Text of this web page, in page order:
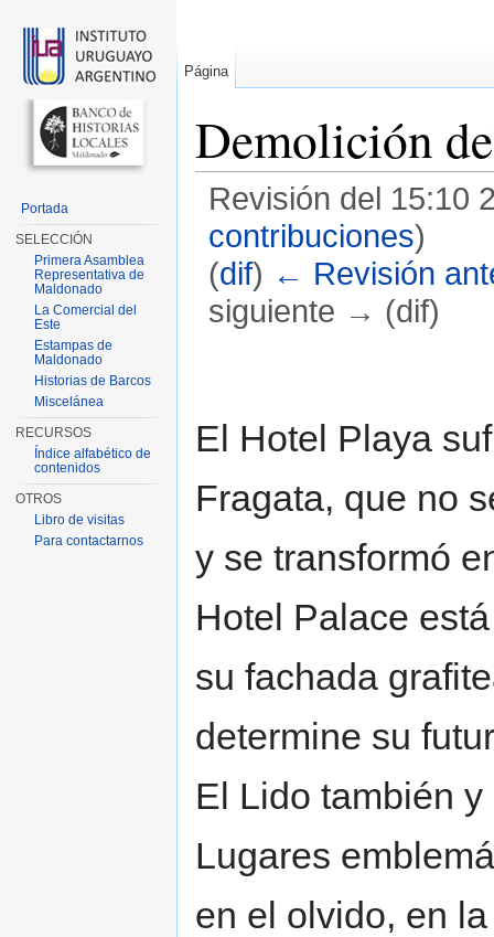
Demolición
Revisión del 15:10
contribuciones)
(dif) ← Revisión
siguiente → (dif)
El Hotel Playa
Fragata, que no
y se transformó
Hotel Palace
su fachada
determine su
El Lido también
Lugares
en el olvido, en
Página
Portada
SELECCIÓN
Primera Asamblea
Representativa de
Maldonado
La Comercial del
Este
Estampas de
Maldonado
Historias de Barcos
Miscelánea
RECURSOS
Índice alfabético de
contenidos
OTROS
Libro de visitas
Para contactarnos